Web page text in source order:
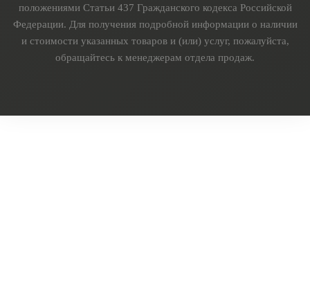
положениями Статьи 437 Гражданского кодекса Российской
Федерации. Для получения подробной информации о наличии
и стоимости указанных товаров и (или) услуг, пожалуйста,
обращайтесь к менеджерам отдела продаж.